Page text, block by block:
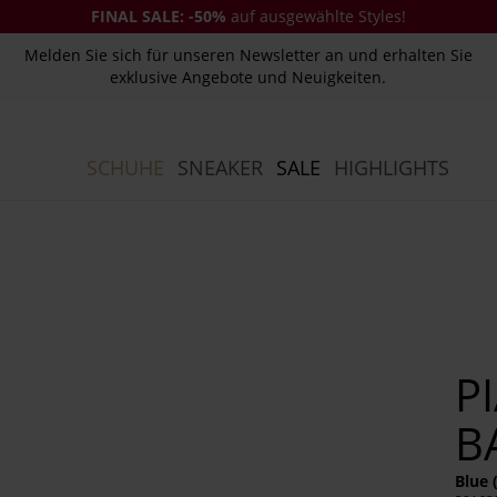
FINAL SALE: -50% auf ausgewählte Styles!
Melden Sie sich für unseren Newsletter an und erhalten Sie
exklusive Angebote und Neuigkeiten.
SCHUHE SNEAKER SALE HIGHLIGHTS
Blue